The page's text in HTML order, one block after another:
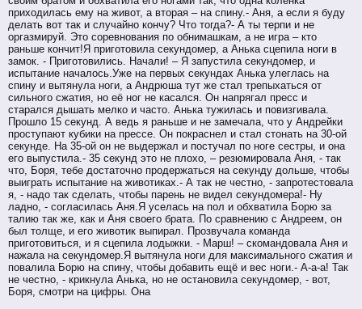
приходилась ему на живот, а вторая – на спину.- Аня, а если я буду
делать вот так и случайно кончу? Что тогда?- А ты терпи и не
оргазмируй. Это соревнования по обнимашкам, а не игра – кто
раньше кончит!Я приготовила секундомер, а Анька сцепила ноги в
замок. - Приготовились. Начали! – Я запустила секундомер, и
испытание началось.Уже на первых секундах Анька улеглась на
спину и вытянула ноги, а Андрюша тут же стал трепыхаться от
сильного сжатия, но её ног не касался. Он напрягал пресс и
старался дышать мелко и часто. Анька тужилась и повизгивала.
Прошло 15 секунд. А ведь я раньше и не замечала, что у Андрейки
проступают кубики на прессе. Он покраснел и стал стонать на 30-ой
секунде. На 35-ой он не выдержал и постучал по ноге сестры, и она
его выпустила.- 35 секунд это не плохо, – резюмировала Аня, - так
что, Боря, тебе достаточно продержаться на секунду дольше, чтобы
выиграть испытание на животиках.- А так не честно, - запротестовала
я, - надо так сделать, чтобы парень не видел секундомера!- Ну
ладно, - согласилась Аня.Я уселась на пол и обхватила Борю за
талию так же, как и Аня своего брата. По сравнению с Андреем, он
был толще, и его животик выпирал. Прозвучала команда
приготовиться, и я сцепила лодыжки. - Марш! – скомандовала Аня и
нажала на секундомер.Я вытянула ноги для максимального сжатия и
повалила Борю на спину, чтобы добавить ещё и вес ноги.- А-а-а! Так
не честно, - крикнула Анька, но не остановила секундомер, - вот,
Боря, смотри на цифры. Она